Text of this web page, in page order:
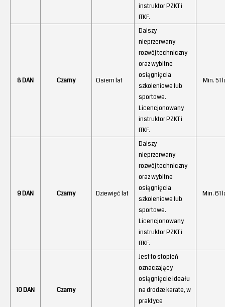
instruktor PZKT i
ITKF.
8 DAN Czarny Osiem lat
Dalszy
nieprzerwany
rozwój techniczny
oraz wybitne
osiągnięcia
szkoleniowe lub
sportowe.
Licencjonowany
instruktor PZKT i
ITKF.
Min. 51
9 DAN Czarny Dziewięć lat
Dalszy
nieprzerwany
rozwój techniczny
oraz wybitne
osiągnięcia
szkoleniowe lub
sportowe.
Licencjonowany
instruktor PZKT i
ITKF.
Min. 61
10 DAN Czarny
Jest to stopień
oznaczający
osiągnięcie ideału
na drodze karate, w
praktyce